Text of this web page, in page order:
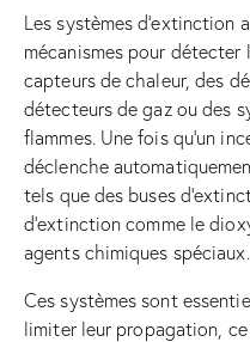
Les systèmes
mécanismes pour détecter
capteurs de chaleur, des
détecteurs de gaz ou des
flammes. Une fois qu’un
déclenche
tels que des buses
d’extinction comme le
agents chimiques spéciaux.
Ces systèmes sont
limiter leur propagation,